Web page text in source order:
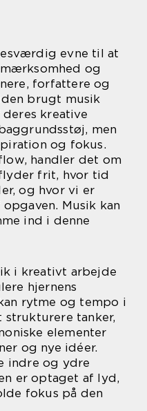
evne til at
og
forfattere og
brugt musik
kreative
men
og fokus.
handler det om
frit, hvor tid
og hvor vi er
Musik kan
ind i denne
i kreativt arbejde
hjernens
rytme og tempo i
tanker,
elementer
og nye idéer.
indre og ydre
er optaget af lyd,
fokus på den